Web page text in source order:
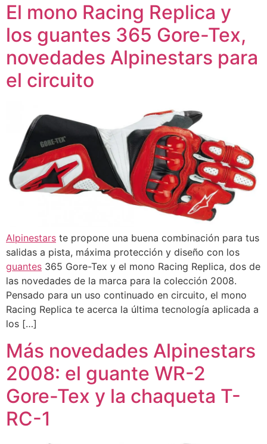
El mono Racing Replica y
los guantes 365 Gore-Tex,
novedades Alpinestars para
el circuito
Alpinestars te propone una buena combinación para tus
salidas a pista, máxima protección y diseño con los
guantes 365 Gore-Tex y el mono Racing Replica, dos de
las novedades de la marca para la colección 2008.
Pensado para un uso continuado en circuito, el mono
Racing Replica te acerca la última tecnología aplicada a
los […]
Más novedades Alpinestars
2008: el guante WR-2
Gore-Tex y la chaqueta T-
RC-1